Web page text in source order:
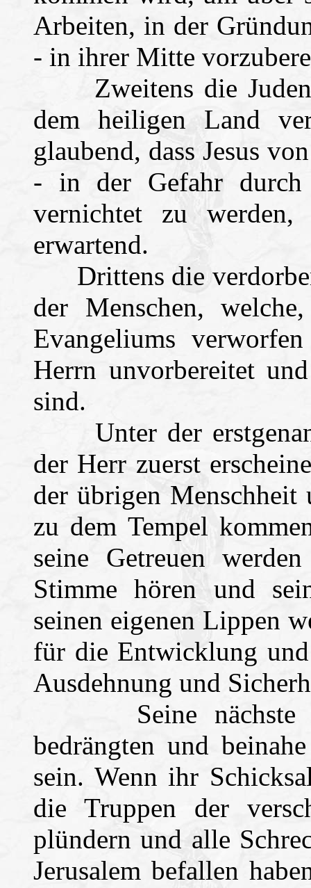
Arbeiten, in der
- in ihrer Mitte
Zweitens die Juden,
dem heiligen Land
glaubend, dass Jesus
- in der Gefahr durch
vernichtet zu werden,
erwartend.
Drittens die
der Menschen,
Evangeliums
Herrn unvorbereitet
sind.
Unter der
der Herr zuerst
der übrigen
zu dem Tempel
seine Getreuen
Stimme hören und
seinen eigenen Lippen
für die Entwicklung
Ausdehnung und
Seine nächste
bedrängten und
sein. Wenn ihr
die Truppen der
plündern und alle
Jerusalem befallen